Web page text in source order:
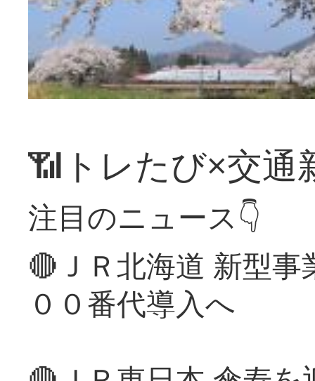
📶トレたび×交通
注目のニュース👇
🔴ＪＲ北海道 新型
００番代導入へ